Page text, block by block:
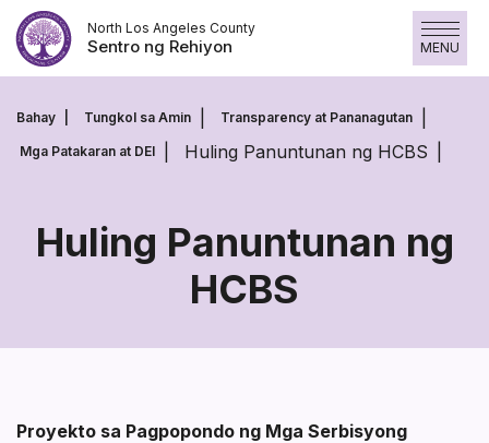
Laktawan
ang
nilalaman
North Los Angeles County
Sentro ng Rehiyon MENU
Bahay Tungkol sa Amin Transparency at Pananagutan
Mga Patakaran at DEI Huling Panuntunan ng HCBS
Huling Panuntunan ng
HCBS
Huling
HCBS
Proyekto sa Pagpopondo ng Mga Serbisyong